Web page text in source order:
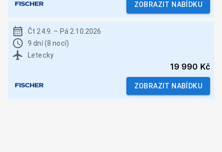
ZOBRAZIT NABÍDKU
Čt 24.9. – Pá 2.10.2026
9 dní (8 nocí)
Letecky
19 990 Kč
ZOBRAZIT NABÍDKU